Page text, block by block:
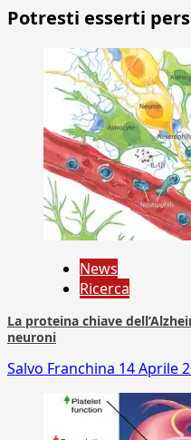
Potresti esserti
News
Ricerca
La proteina chiave
neuroni
Salvo Franchina 14 Aprile